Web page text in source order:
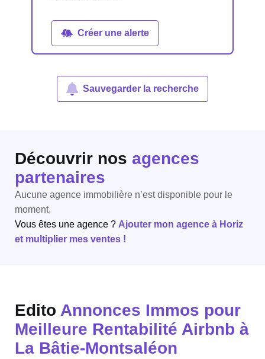
Créer une alerte
Sauvegarder la recherche
Découvrir nos agences
partenaires
Aucune agence immobilière n’est disponible pour le
moment.
Vous êtes une agence ? Ajouter mon agence à Horiz
et multiplier mes ventes !
Edito Annonces Immos pour
Meilleure Rentabilité Airbnb à
La Bâtie-Montsaléon